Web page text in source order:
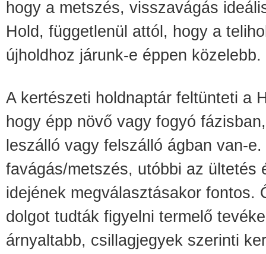
hogy a metszés, visszavágás
Hold, függetlenül attól, hogy a
újholdhoz járunk-e éppen közelebb.
A kertészeti holdnaptár feltünteti a
hogy épp növő vagy fogyó
leszálló vagy felszálló ágban van-
favágás/metszés, utóbbi az ültetés
idejének megválasztásakor fontos.
dolgot tudták figyelni termelő
árnyaltabb, csillagjegyek szerinti